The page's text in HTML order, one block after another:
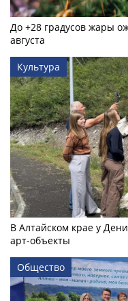
До +28 градусов жары
августа
Культура
В Алтайском крае у
арт-объекты
Общество